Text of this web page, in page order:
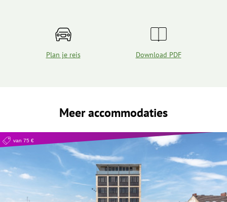
Plan je reis Download PDF
Meer accommodaties
van 75 €